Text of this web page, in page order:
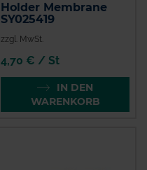
Holder Membrane
SY025419
zzgl. MwSt.
4,70 € / St
IN DEN
WARENKORB